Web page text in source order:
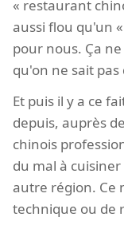
« restaurant
aussi flou qu'un
pour nous. Ça
qu'on ne sait
Et puis il y a ce
depuis, auprès
chinois
du mal à
autre région. Ce
technique ou de